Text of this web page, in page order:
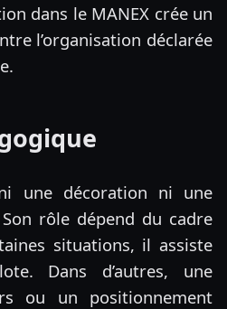
dans le MANEX crée un
l’organisation déclarée
ni une décoration ni une
rôle dépend du cadre
situations, il assiste
Dans d’autres, une
ou un positionnement